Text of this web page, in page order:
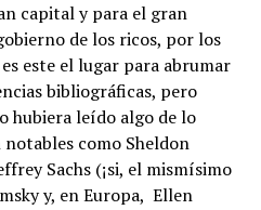
capital y para el gran
de los ricos, por los
este el lugar para abrumar
bibliográficas, pero
hubiera leído algo de lo
como Sheldon
Sachs (¡si, el mismísimo
y, en Europa, Ellen